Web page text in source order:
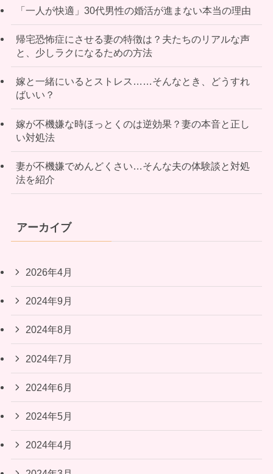
「一人が快適」30代男性の婚活が進まない本当の理由
帰宅恐怖症にさせる妻の特徴は？夫たちのリアルな声
と、少しラクになるための方法
嫁と一緒にいるとストレス……そんなとき、どうすれ
ばいい？
嫁が不機嫌な時ほっとくのは逆効果？妻の本音と正し
い対処法
妻が不機嫌でめんどくさい…そんな夫の体験談と対処
法を紹介
アーカイブ
2026年4月
2024年9月
2024年8月
2024年7月
2024年6月
2024年5月
2024年4月